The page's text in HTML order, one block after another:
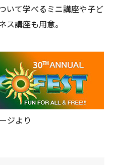
いて学べるミニ講座や子ど
ス講座も用意。
ジより